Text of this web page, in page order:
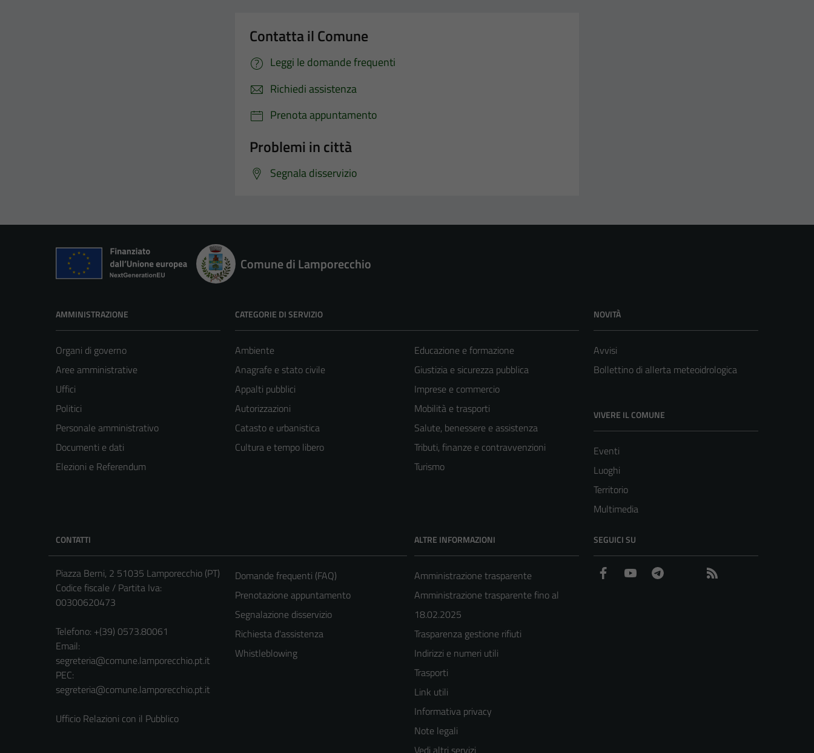
Contatta il Comune
Leggi le domande frequenti
Richiedi assistenza
Prenota appuntamento
Problemi in città
Segnala disservizio
Comune di Lamporecchio
AMMINISTRAZIONE
Organi di governo
Aree amministrative
Uffici
Politici
Personale amministrativo
Documenti e dati
Elezioni e Referendum
CATEGORIE DI SERVIZIO
Ambiente
Anagrafe e stato civile
Appalti pubblici
Autorizzazioni
Catasto e urbanistica
Cultura e tempo libero
Educazione e formazione
Giustizia e sicurezza pubblica
Imprese e commercio
Mobilità e trasporti
Salute, benessere e assistenza
Tributi, finanze e contravvenzioni
Turismo
NOVITÀ
Avvisi
Bollettino di allerta meteoidrologica
VIVERE IL COMUNE
Eventi
Luoghi
Territorio
Multimedia
CONTATTI
Piazza Berni, 2 51035 Lamporecchio (PT)
Codice fiscale / Partita Iva:
00300620473
Telefono: +(39) 0573.80061
Email:
segreteria@comune.lamporecchio.pt.it
PEC:
segreteria@comune.lamporecchio.pt.it
Ufficio Relazioni con il Pubblico
Domande frequenti (FAQ)
Prenotazione appuntamento
Segnalazione disservizio
Richiesta d'assistenza
Whistleblowing
ALTRE INFORMAZIONI
Amministrazione trasparente
Amministrazione trasparente fino al
18.02.2025
Trasparenza gestione rifiuti
Indirizzi e numeri utili
Trasporti
Link utili
Informativa privacy
Note legali
Vedi altri servizi
SEGUICI SU
Facebook YouTube WhatsApp
Tecnici
Questi cookie
sono necessari